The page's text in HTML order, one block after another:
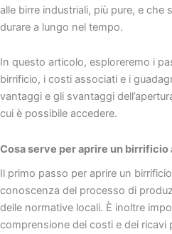
alle birre industriali, più pure, e
durare a lungo nel tempo.
In questo articolo, esploreremo i
birrificio, i costi associati e i
vantaggi e gli svantaggi
cui è possibile accedere.
Cosa serve per aprire un birrificio
Il primo passo per aprire un
conoscenza del processo di
delle normative locali. È inoltre
comprensione dei costi e dei